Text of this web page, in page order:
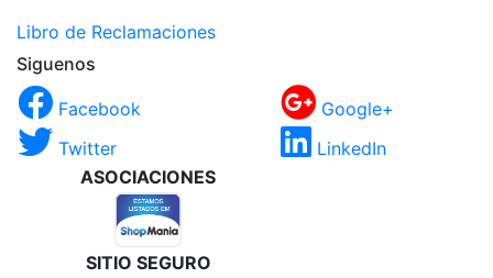
Libro de Reclamaciones
Siguenos
Facebook
Google+
Twitter
LinkedIn
ASOCIACIONES
SITIO SEGURO